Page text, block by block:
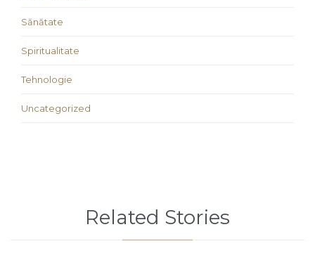
Sănătate
Spiritualitate
Tehnologie
Uncategorized
Related Stories